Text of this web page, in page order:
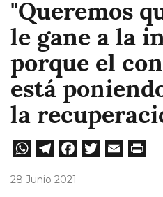
"Queremos
le gane a la
porque el
está
la
W
Te
Fa
28 Junio 2021